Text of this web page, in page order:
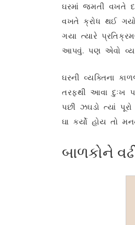
ઘરમાં જમતી વખતે
વખતે ક્રોધ થઈ
ગયા ત્યારે
આપવું. પણ એવો
ઘરની વ્યક્તિના
તરફથી આવા દુઃખ
પછી ઝઘડો ત્યાં
ઘા કર્યો હોય તો
બાળકોને